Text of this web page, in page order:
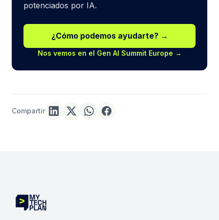
potenciados por IA.
¿Cómo podemos ayudarte? →
Nos vemos en el Gen AI Summit Europe →
Compartir